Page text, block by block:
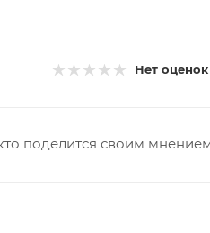
Нет оценок
поделится своим